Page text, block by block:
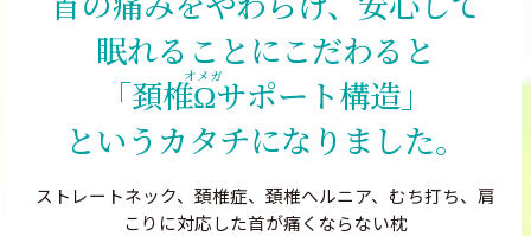
眠れることにこだわると
「頚椎Ωサポート構造」
というカタチになりました。
ストレートネック、頚椎症、頚椎ヘルニア、むち打ち、肩
こりに対応した首が痛くならない枕